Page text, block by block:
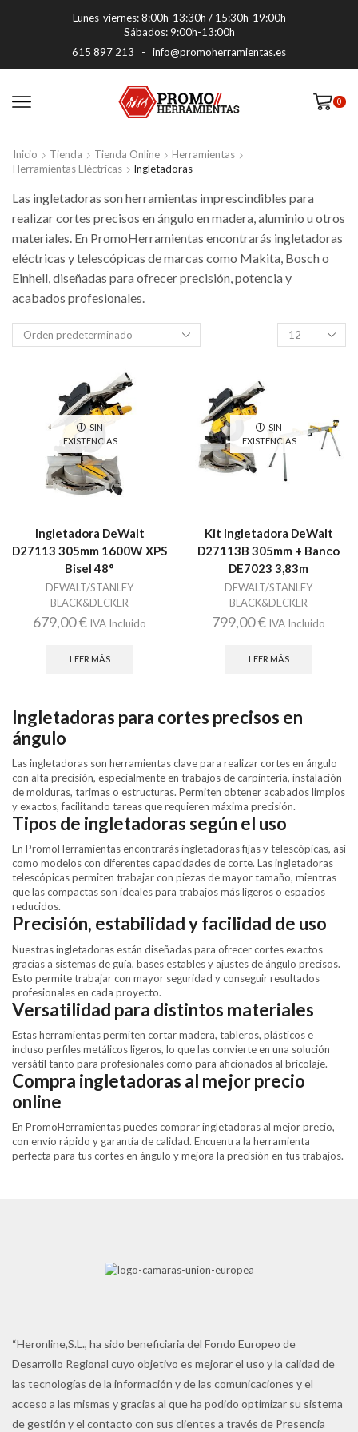
Lunes-viernes: 8:00h-13:30h / 15:30h-19:00h
Sábados: 9:00h-13:00h
615 897 213 - info@promoherramientas.es
0
Inicio Tienda Tienda Online
Herramientas
Herramientas Eléctricas
Ingletadoras
Las ingletadoras son herramientas imprescindibles para
realizar cortes precisos en ángulo en madera, aluminio u otros
materiales. En PromoHerramientas encontrarás ingletadoras
eléctricas y telescópicas de marcas como Makita, Bosch o
Einhell, diseñadas para ofrecer precisión, potencia y
acabados profesionales.
Productos
por
SIN
EXISTENCIAS
Ingletadora DeWalt
D27113 305mm 1600W XPS
Bisel 48°
DEWALT/STANLEY
BLACK&DECKER
679,00€ IVA Incluido
LEER MÁS
SIN
EXISTENCIAS
Kit Ingletadora DeWalt
D27113B 305mm + Banco
DE7023 3,83m
DEWALT/STANLEY
BLACK&DECKER
799,00€ IVA Incluido
LEER MÁS
Ingletadoras para cortes precisos en
ángulo
Las ingletadoras son herramientas clave para realizar cortes en ángulo
con alta precisión, especialmente en trabajos de carpintería, instalación
de molduras, tarimas o estructuras. Permiten obtener acabados limpios
y exactos, facilitando tareas que requieren máxima precisión.
Tipos de ingletadoras según el uso
En PromoHerramientas encontrarás ingletadoras fijas y telescópicas, así
como modelos con diferentes capacidades de corte. Las ingletadoras
telescópicas permiten trabajar con piezas de mayor tamaño, mientras
que las compactas son ideales para trabajos más ligeros o espacios
reducidos.
Precisión, estabilidad y facilidad de uso
Nuestras ingletadoras están diseñadas para ofrecer cortes exactos
gracias a sistemas de guía, bases estables y ajustes de ángulo precisos.
Esto permite trabajar con mayor seguridad y conseguir resultados
profesionales en cada proyecto.
Versatilidad para distintos materiales
Estas herramientas permiten cortar madera, tableros, plásticos e
incluso perfiles metálicos ligeros, lo que las convierte en una solución
versátil tanto para profesionales como para aficionados al bricolaje.
Compra ingletadoras al mejor precio
online
En PromoHerramientas puedes comprar ingletadoras al mejor precio,
con envío rápido y garantía de calidad. Encuentra la herramienta
perfecta para tus cortes en ángulo y mejora la precisión en tus trabajos.
“Heronline,S.L., ha sido beneficiaria del Fondo Europeo de
Desarrollo Regional cuyo objetivo es mejorar el uso y la calidad de
las tecnologías de la información y de las comunicaciones y el
acceso a las mismas y gracias al que ha podido optimizar su sistema
de gestión y el contacto con sus clientes a través de Presencia